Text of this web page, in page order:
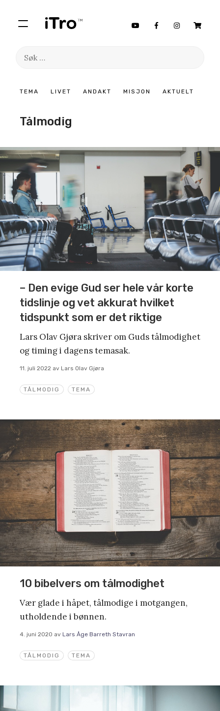
TEMA LIVET ANDAKT MISJON AKTUELT
Søk
Tålmodig
TÅLMODIG TEMA
– Den evige Gud ser hele vår korte
tidslinje og vet akkurat hvilket
tidspunkt som er det riktige
Lars Olav Gjøra skriver om Guds tålmodighet
og timing i dagens temasak.
11. juli 2022 av Lars Olav Gjøra
TÅLMODIG TEMA
10 bibelvers om tålmodighet
Vær glade i håpet, tålmodige i motgangen,
utholdende i bønnen.
4. juni 2020 av Lars Åge Barreth Stavran